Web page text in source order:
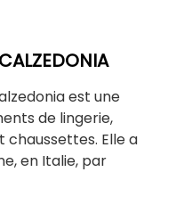
est une
de lingerie,
Elle a
en Italie, par